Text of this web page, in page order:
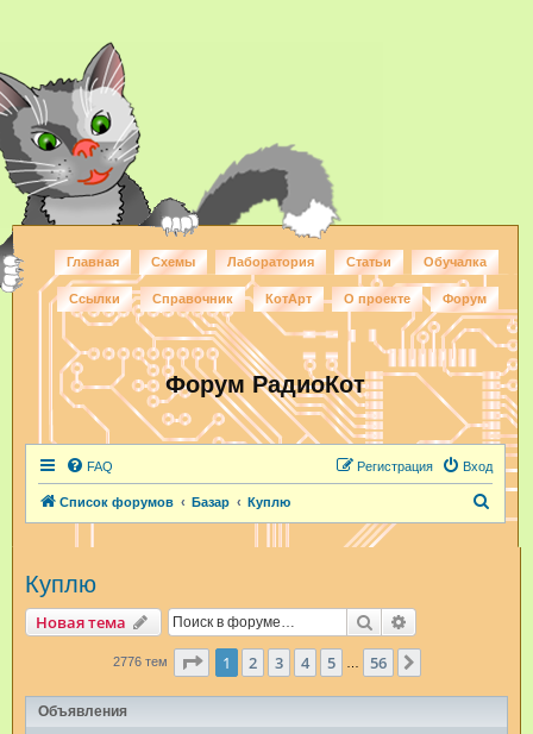
Главная Схемы Лаборатория Статьи Обучалка
Ссылки Справочник КотАрт О проекте Форум
Форум РадиоКот
FAQ Вход
Регистрация
Список форумов Базар Куплю
Куплю
Новая тема Поиск
2776 тем Страница из 56
1 2 3 4 5 56
Объявления